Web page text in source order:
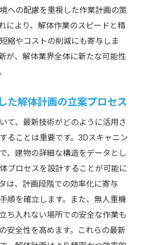
への配慮を重視した作業計画の策
により、解体作業のスピードと精
縮やコストの削減にも寄与しま
が、解体業界全体に新たな可能性
た解体計画の立案プロセス
て、最新技術がどのように活用さ
ることは重要です。3Dスキャニン
、建物の詳細な構造をデータとし
プロセスを設計することが可能に
は、計画段階での効率化に寄与
順を確立します。また、無人重機
ち入れない場所での安全な作業も
安全性を高めます。これらの最新